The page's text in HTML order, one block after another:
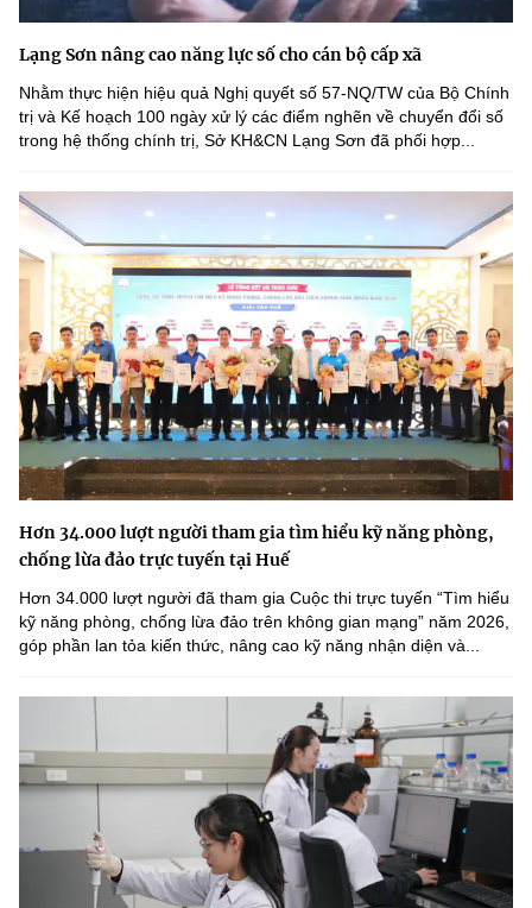
Lạng Sơn nâng cao năng lực số cho cán bộ cấp xã
Nhằm thực hiện hiệu quả Nghị quyết số 57-NQ/TW của Bộ Chính
trị và Kế hoạch 100 ngày xử lý các điểm nghẽn về chuyển đổi số
trong hệ thống chính trị, Sở KH&CN Lạng Sơn đã phối hợp...
Hơn 34.000 lượt người tham gia tìm hiểu kỹ năng phòng,
chống lừa đảo trực tuyến tại Huế
Hơn 34.000 lượt người đã tham gia Cuộc thi trực tuyến “Tìm hiểu
kỹ năng phòng, chống lừa đảo trên không gian mạng” năm 2026,
góp phần lan tỏa kiến thức, nâng cao kỹ năng nhận diện và...